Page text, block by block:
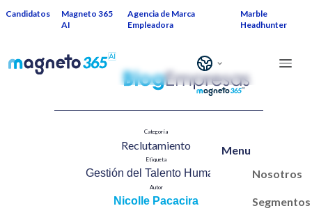
Candidatos
Magneto 365
AI
Agencia de Marca
Empleadora
Marble
Headhunter
Menu
Nosotros
Segmentos
Categoría
Reclutamiento​
Etiqueta
Gestión del Talento Humano​
Autor
Nicolle Pacacira